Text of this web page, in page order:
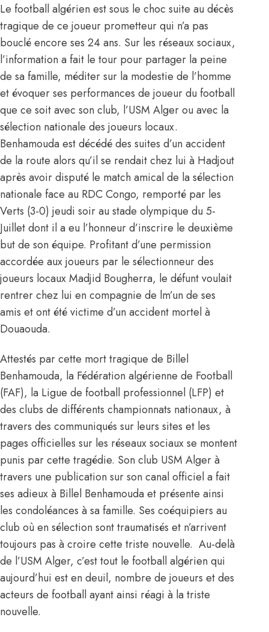
Le football algérien est sous le choc suite au décès
tragique de ce joueur prometteur qui n’a pas
bouclé encore ses 24 ans. Sur les réseaux sociaux,
l’information a fait le tour pour partager la peine
de sa famille, méditer sur la modestie de l’homme
et évoquer ses performances de joueur du football
que ce soit avec son club, l’USM Alger ou avec la
sélection nationale des joueurs locaux.
Benhamouda est décédé des suites d’un accident
de la route alors qu’il se rendait chez lui à Hadjout
après avoir disputé le match amical de la sélection
nationale face au RDC Congo, remporté par les
Verts (3-0) jeudi soir au stade olympique du 5-
Juillet dont il a eu l’honneur d’inscrire le deuxième
but de son équipe. Profitant d’une permission
accordée aux joueurs par le sélectionneur des
joueurs locaux Madjid Bougherra, le défunt voulait
rentrer chez lui en compagnie de lm’un de ses
amis et ont été victime d’un accident mortel à
Douaouda.
Attestés par cette mort tragique de Billel
Benhamouda, la Fédération algérienne de Football
(FAF), la Ligue de football professionnel (LFP) et
des clubs de différents championnats nationaux, à
travers des communiqués sur leurs sites et les
pages officielles sur les réseaux sociaux se montent
punis par cette tragédie. Son club USM Alger à
travers une publication sur son canal officiel a fait
ses adieux à Billel Benhamouda et présente ainsi
les condoléances à sa famille. Ses coéquipiers au
club où en sélection sont traumatisés et n’arrivent
toujours pas à croire cette triste nouvelle. Au-delà
de l’USM Alger, c’est tout le football algérien qui
aujourd’hui est en deuil, nombre de joueurs et des
acteurs de football ayant ainsi réagi à la triste
nouvelle.